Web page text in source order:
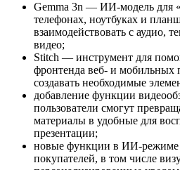
Gemma 3n — ИИ-модель для
телефонах, ноутбуках и
взаимодействовать с аудио,
видео;
Stitch — инструмент для
фронтенда веб- и мобильных
создавать необходимые
добавление функции
пользователи смогут
материалы в удобные для
презентации;
новые функции в ИИ-режиме
покупателей, в том числе